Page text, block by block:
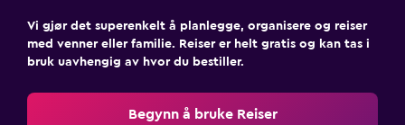
Vi gjør det superenkelt å planlegge, organisere og reiser
med venner eller familie. Reiser er helt gratis og kan tas i
bruk uavhengig av hvor du bestiller.
Begynn å bruke Reiser